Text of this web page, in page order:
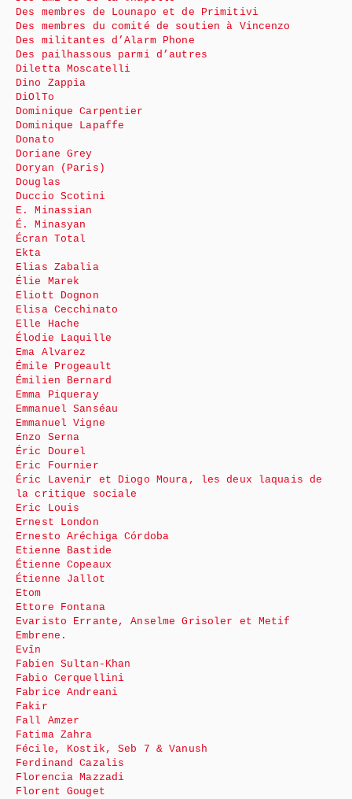
Des membres de Lounapo et de Primitivi
Des membres du comité de soutien à Vincenzo
Des militantes d’Alarm Phone
Des pailhassous parmi d’autres
Diletta Moscatelli
Dino Zappia
DiOlTo
Dominique Carpentier
Dominique Lapaffe
Donato
Doriane Grey
Doryan (Paris)
Douglas
Duccio Scotini
E. Minassian
É. Minasyan
Écran Total
Ekta
Elias Zabalia
Élie Marek
Eliott Dognon
Elisa Cecchinato
Elle Hache
Élodie Laquille
Ema Alvarez
Émile Progeault
Émilien Bernard
Emma Piqueray
Emmanuel Sanséau
Emmanuel Vigne
Enzo Serna
Éric Dourel
Eric Fournier
Éric Lavenir et Diogo Moura, les deux laquais de
la critique sociale
Eric Louis
Ernest London
Ernesto Aréchiga Córdoba
Etienne Bastide
Étienne Copeaux
Étienne Jallot
Etom
Ettore Fontana
Evaristo Errante, Anselme Grisoler et Metif
Embrene.
Evîn
Fabien Sultan-Khan
Fabio Cerquellini
Fabrice Andreani
Fakir
Fall Amzer
Fatima Zahra
Fécile, Kostik, Seb 7 & Vanush
Ferdinand Cazalis
Florencia Mazzadi
Florent Gouget